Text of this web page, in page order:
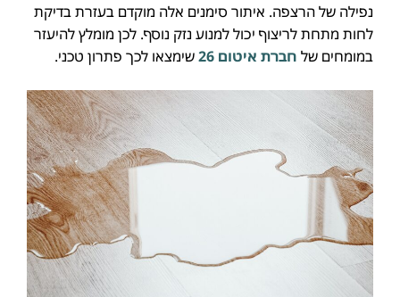
נפילה של הרצפה. איתור סימנים אלה מוקדם בעזרת בדיקת
לחות מתחת לריצוף יכול למנוע נזק נוסף. לכן מומלץ להיעזר
במומחים של חברת איטום 26 שימצאו לכך פתרון טכני.